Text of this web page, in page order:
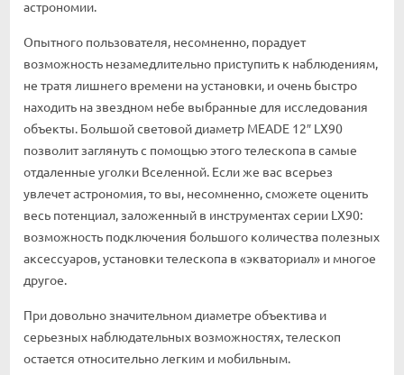
астрономии.
Опытного пользователя, несомненно, порадует
возможность незамедлительно приступить к наблюдениям,
не тратя лишнего времени на установки, и очень быстро
находить на звездном небе выбранные для исследования
объекты. Большой световой диаметр MEADE 12″ LX90
позволит заглянуть с помощью этого телескопа в самые
отдаленные уголки Вселенной. Если же вас всерьез
увлечет астрономия, то вы, несомненно, сможете оценить
весь потенциал, заложенный в инструментах серии LX90:
возможность подключения большого количества полезных
аксессуаров, установки телескопа в «экваториал» и многое
другое.
При довольно значительном диаметре объектива и
серьезных наблюдательных возможностях, телескоп
остается относительно легким и мобильным.